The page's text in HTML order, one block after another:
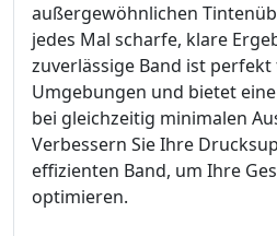
außergewöhnlichen
jedes Mal scharfe, klare
zuverlässige Band ist
Umgebungen und bietet
bei gleichzeitig minimalen
Verbessern Sie Ihre
effizienten Band, um Ihre
optimieren.